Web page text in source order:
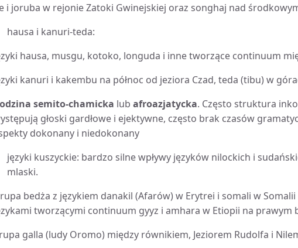
i joruba w rejonie Zatoki Gwinejskiej oraz songhaj nad
hausa i kanuri-teda:
hausa, musgu, kotoko, longuda i inne tworzące continuum
kanuri i kakembu na północ od jeziora Czad, teda (tibu) w
semito-chamicka lub afroazjatycka. Często struktura
głoski gardłowe i ejektywne, często brak czasów
dokonany i niedokonany
języki kuszyckie: bardzo silne wpływy języków nilockich i
mlaski.
bedża z językiem danakil (Afarów) w Erytrei i somali w
tworzącymi continuum gyyz i amhara w Etiopii na prawym
galla (ludy Oromo) między równikiem, Jeziorem Rudolfa i